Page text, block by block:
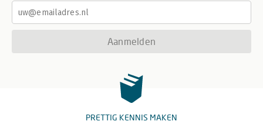
Aanmelden
PRETTIG KENNIS MAKEN